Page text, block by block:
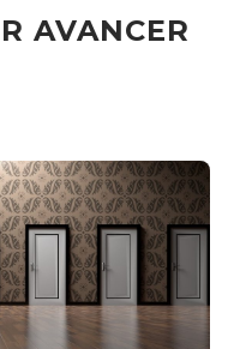
AVANCER